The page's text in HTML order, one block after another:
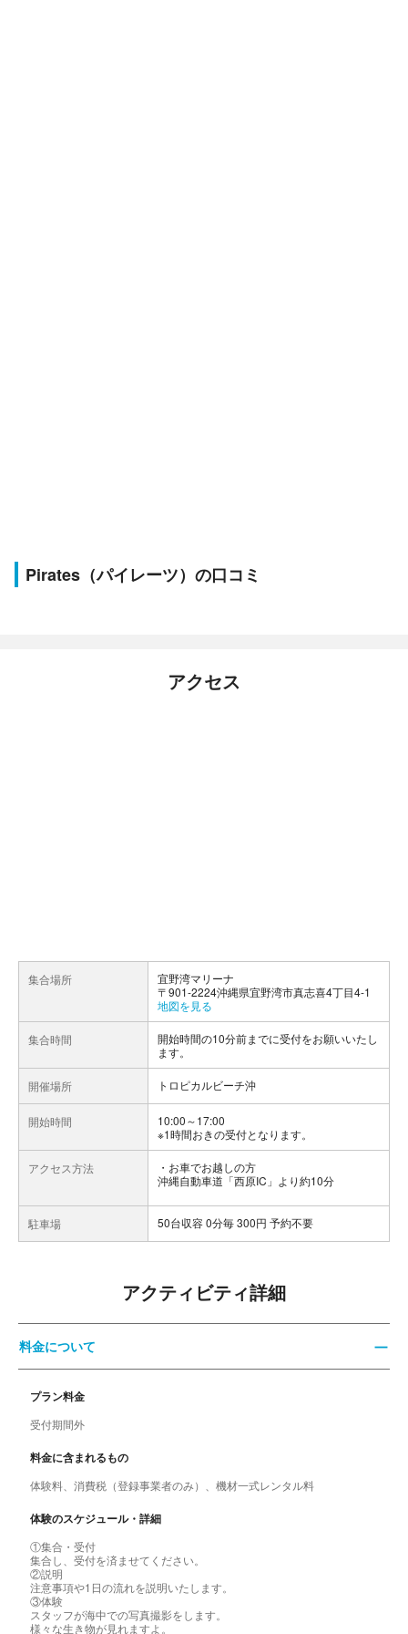
Pirates（パイレーツ）の口コミ
アクセス
集合場所
宜野湾マリーナ
〒901-2224沖縄県宜野湾市真志喜4丁目4-1
地図を見る
集合時間
開始時間の10分前までに受付をお願いいたし
ます。
開催場所 トロピカルビーチ沖
開始時間
10:00～17:00
※1時間おきの受付となります。
アクセス方法
お車でお越しの方
沖縄自動車道「西原IC」より約10分
駐車場 50台収容 0分毎 300円 予約不要
アクティビティ詳細
料金について
プラン料金
受付期間外
料金に含まれるもの
体験料、消費税（登録事業者のみ）、機材一式レンタル料
体験のスケジュール・詳細
①集合・受付
集合し、受付を済ませてください。
②説明
注意事項や1日の流れを説明いたします。
③体験
スタッフが海中での写真撮影をします。
様々な生き物が見れますよ。